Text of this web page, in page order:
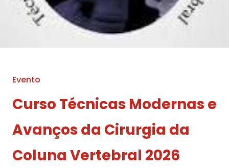
Evento
Curso Técnicas Modernas e
Avanços da Cirurgia da
Coluna Vertebral 2026